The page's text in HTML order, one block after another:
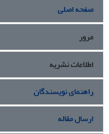
صفحه اصلی
مرور
اطلاعات نشریه
راهنمای نویسندگان
ارسال مقاله